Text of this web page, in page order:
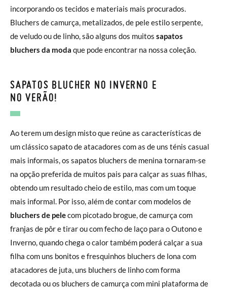
incorporando os tecidos e materiais mais procurados.
Bluchers de camurça, metalizados, de pele estilo serpente,
de veludo ou de linho, são alguns dos muitos sapatos
bluchers da moda que pode encontrar na nossa coleção.
SAPATOS BLUCHER NO INVERNO E
NO VERÃO!
Ao terem um design misto que reúne as características de
um clássico sapato de atacadores com as de uns ténis casual
mais informais, os sapatos bluchers de menina tornaram-se
na opção preferida de muitos pais para calçar as suas filhas,
obtendo um resultado cheio de estilo, mas com um toque
mais informal. Por isso, além de contar com modelos de
bluchers de pelecom picotado brogue, de camurça com
franjas de pôr e tirar ou com fecho de laço para o Outono e
Inverno, quando chega o calor também poderá calçar a sua
filha com uns bonitos e fresquinhos bluchers de lona com
atacadores de juta, uns bluchers de linho com forma
decotada ou os bluchers de camurça com mini plataforma de